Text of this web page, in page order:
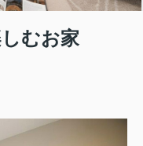
むお家